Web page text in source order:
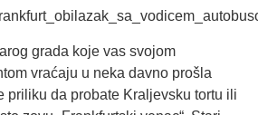
grada koje vas svojom
vraćaju u neka davno prošla
priliku da probate Kraljevsku tortu ili